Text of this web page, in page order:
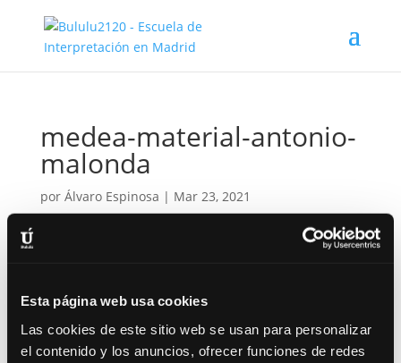
Esta página web usa cookies
Las cookies de este sitio web se usan para personalizar
el contenido y los anuncios, ofrecer funciones de redes
medea-material-antonio-
malonda
por Álvaro Espinosa | Mar 23, 2021